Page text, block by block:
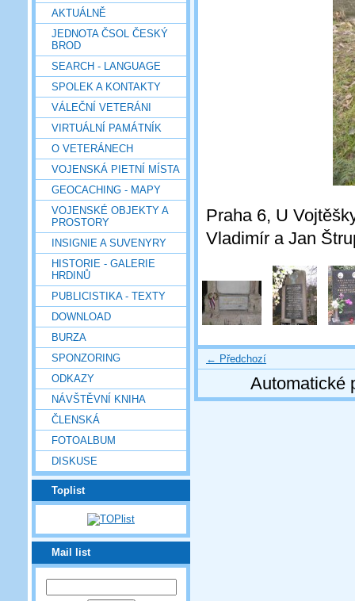
AKTUÁLNĚ
JEDNOTA ČSOL ČESKÝ
BROD
SEARCH - LANGUAGE
SPOLEK A KONTAKTY
VÁLEČNÍ VETERÁNI
VIRTUÁLNÍ PAMÁTNÍK
O VETERÁNECH
VOJENSKÁ PIETNÍ MÍSTA
GEOCACHING - MAPY
VOJENSKÉ OBJEKTY A
PROSTORY
INSIGNIE A SUVENYRY
HISTORIE - GALERIE
HRDINŮ
PUBLICISTIKA - TEXTY
DOWNLOAD
BURZA
SPONZORING
ODKAZY
NÁVŠTĚVNÍ KNIHA
ČLENSKÁ
FOTOALBUM
DISKUSE
Toplist
Mail list
Praha 6, U
Vladimír a Jan
← Předchozí
Automatické